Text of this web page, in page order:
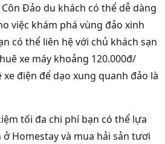
Đảo du khách có thể dễ dàng
việc khám phá vùng đảo xinh
có thể liên hệ với chủ khách sạn
xe máy khoảng 120.000đ/
điện để dạo xung quanh đảo là
tối đa chi phí bạn có thể lựa
Homestay và mua hải sản tươi